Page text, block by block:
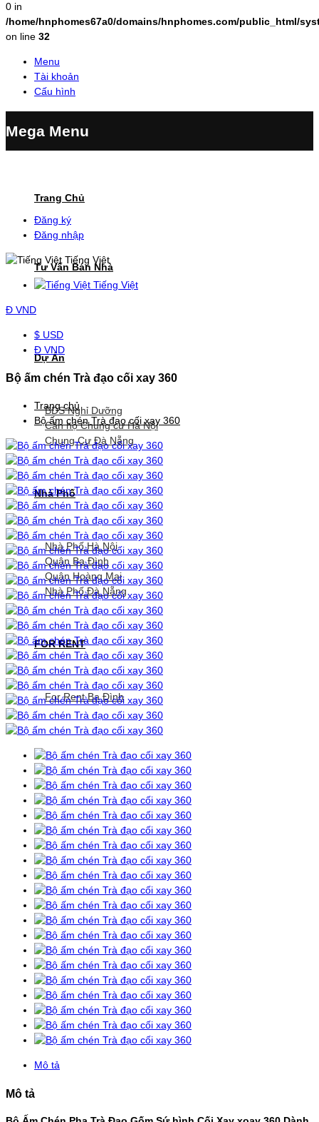
0 in
/home/hnphomes67a0/domains/hnphomes.com/public_html/
on line 32
Menu
Tài khoản
Cấu hình
Mega Menu
Trang Chủ
Tư Vấn Bán Nhà
Dự Án
BDS Nghỉ Dưỡng
Căn hộ Chung cư Hà Nội
Chung Cư Đà Nẵng
Nhà Phố
Nhà Phố Hà Nội
Quận Ba Đình
Quận Hoàng Mai
Nhà Phố Đà Nẵng
FOR RENT
For Rent Ba Đình
Đăng ký
Đăng nhập
Tiếng Việt
Tiếng Việt
Đ VND
$ USD
Đ VND
Bộ ấm chén Trà đạo cối xay 360
Trang chủ
Bộ ấm chén Trà đạo cối xay 360
Mô tả
Mô tả